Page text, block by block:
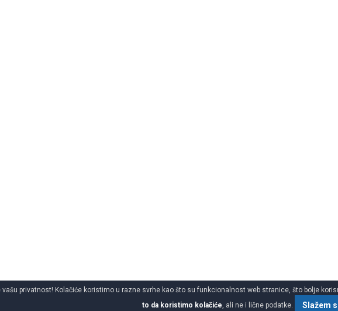
vašu privatnost! Kolačiće koristimo u razne svrhe kao što su funkcionalnost web stranice, što bolje
to da koristimo kolačiće , ali ne i lične podatke. Slažem